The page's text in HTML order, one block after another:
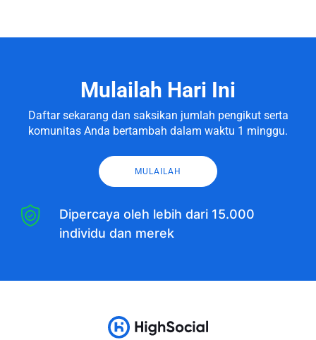
Mulailah Hari Ini
Daftar sekarang dan saksikan jumlah pengikut serta
komunitas Anda bertambah dalam waktu 1 minggu.
MULAILAH
Dipercaya oleh lebih dari 15.000
individu dan merek